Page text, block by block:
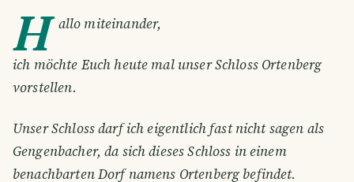
H allo miteinander,
ich möchte Euch heute mal unser Schloss Ortenberg
vorstellen.
Unser Schloss darf ich eigentlich fast nicht sagen als
Gengenbacher, da sich dieses Schloss in einem
benachbarten Dorf namens Ortenberg befindet.